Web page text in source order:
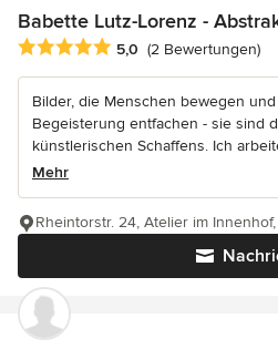
Babette Lutz-Lorenz -
Durchschnittliche Bewertung: 5
5,0 (2 Bewertungen)
Bilder, die Menschen bewegen
Begeisterung entfachen - sie sind
künstlerischen Schaffens. Ich
Mehr
Rheintorstr. 24, Atelier im